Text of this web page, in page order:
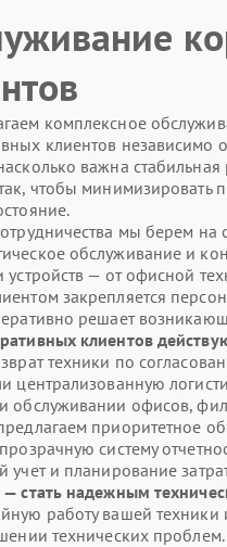
комплексное
клиентов независимо
важна
чтобы минимизировать
мы берем на
обслуживание и
устройств — от офисной
закрепляется
решает
клиентов
техники по
централизованную
обслуживании офисов,
приоритетное
систему
учет и планирование
стать надежным
работу вашей техники
технических проблем.